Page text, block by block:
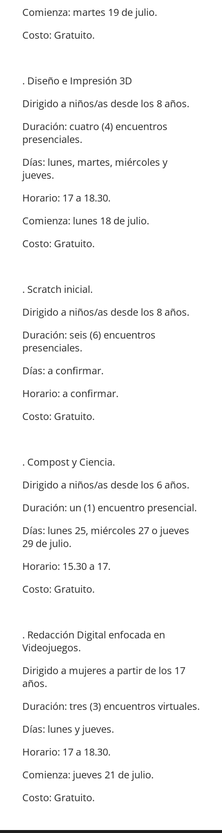
Comienza: martes 19 de julio.
Costo: Gratuito.
. Diseño e Impresión 3D
Dirigido a niños/as desde los 8 años.
Duración: cuatro (4) encuentros
presenciales.
Días: lunes, martes, miércoles y
jueves.
Horario: 17 a 18.30.
Comienza: lunes 18 de julio.
Costo: Gratuito.
. Scratch inicial.
Dirigido a niños/as desde los 8 años.
Duración: seis (6) encuentros
presenciales.
Días: a confirmar.
Horario: a confirmar.
Costo: Gratuito.
. Compost y Ciencia.
Dirigido a niños/as desde los 6 años.
Duración: un (1) encuentro presencial.
Días: lunes 25, miércoles 27 o jueves
29 de julio.
Horario: 15.30 a 17.
Costo: Gratuito.
. Redacción Digital enfocada en
Videojuegos.
Dirigido a mujeres a partir de los 17
años.
Duración: tres (3) encuentros virtuales.
Días: lunes y jueves.
Horario: 17 a 18.30.
Comienza: jueves 21 de julio.
Costo: Gratuito.